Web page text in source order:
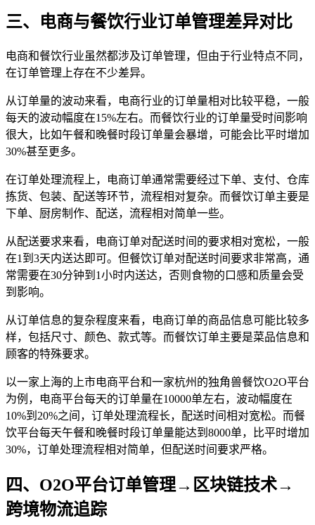
三、电商与餐饮行业订单管理差异对比
电商和餐饮行业虽然都涉及订单管理，但由于行业特点不同，
在订单管理上存在不少差异。
从订单量的波动来看，电商行业的订单量相对比较平稳，一般
每天的波动幅度在15%左右。而餐饮行业的订单量受时间影响
很大，比如午餐和晚餐时段订单量会暴增，可能会比平时增加
30%甚至更多。
在订单处理流程上，电商订单通常需要经过下单、支付、仓库
拣货、包装、配送等环节，流程相对复杂。而餐饮订单主要是
下单、厨房制作、配送，流程相对简单一些。
从配送要求来看，电商订单对配送时间的要求相对宽松，一般
在1到3天内送达即可。但餐饮订单对配送时间要求非常高，通
常需要在30分钟到1小时内送达，否则食物的口感和质量会受
到影响。
从订单信息的复杂程度来看，电商订单的商品信息可能比较多
样，包括尺寸、颜色、款式等。而餐饮订单主要是菜品信息和
顾客的特殊要求。
以一家上海的上市电商平台和一家杭州的独角兽餐饮O2O平台
为例，电商平台每天的订单量在10000单左右，波动幅度在
10%到20%之间，订单处理流程长，配送时间相对宽松。而餐
饮平台每天午餐和晚餐时段订单量能达到8000单，比平时增加
30%，订单处理流程相对简单，但配送时间要求严格。
四、O2O平台订单管理→区块链技术→
跨境物流追踪